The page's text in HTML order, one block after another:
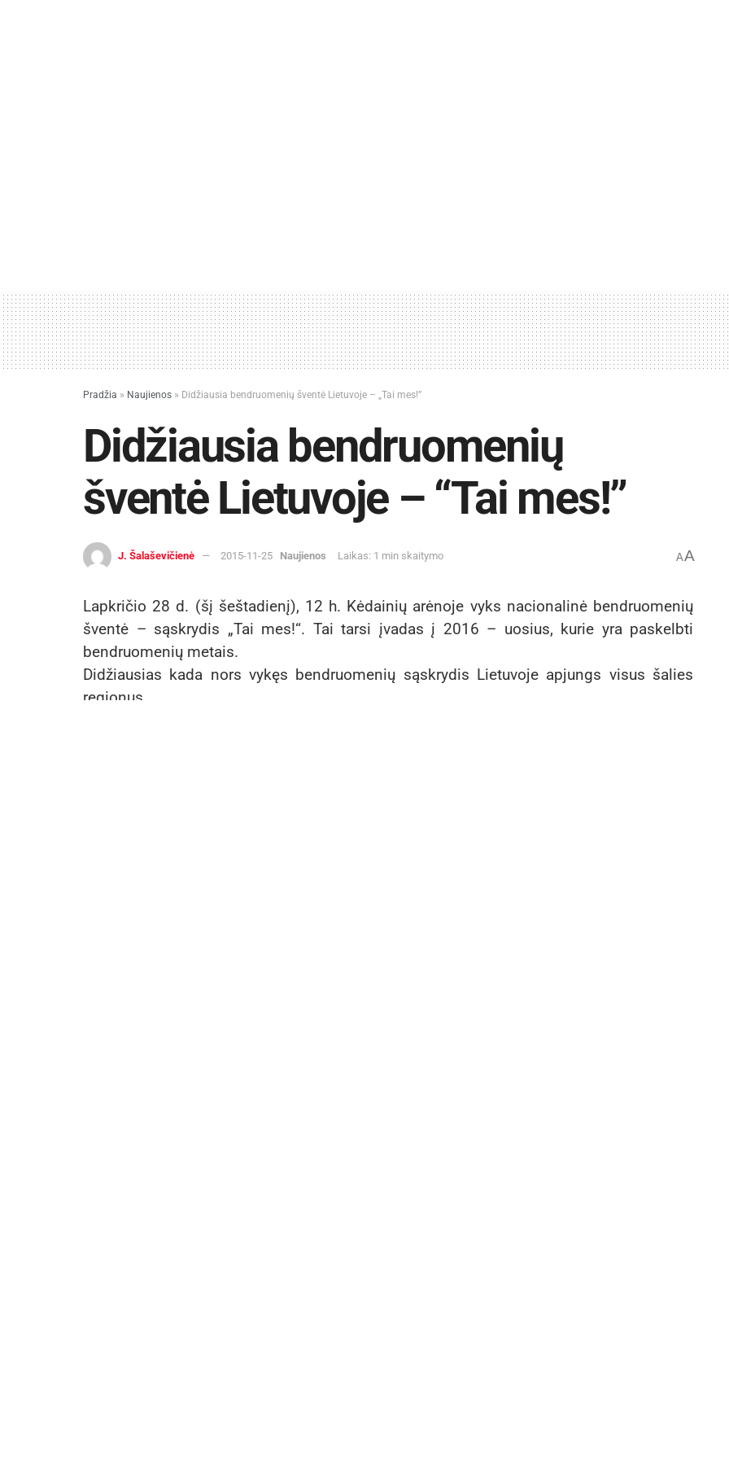
Pradžia » Naujienos » Didžiausia bendruomenių šventė Lietuvoje – „Tai mes!”
Didžiausia bendruomenių
šventė Lietuvoje – “Tai mes!”
J. Šalaševičienė 2015-11-25 Naujienos Laikas: 1 min skaitymo AA
Lapkričio 28 d. (šį šeštadienį), 12 h. Kėdainių arėnoje vyks nacionalinė bendruomenių
šventė – sąskrydis „Tai mes!“. Tai tarsi įvadas į 2016 – uosius, kurie yra paskelbti
bendruomenių metais.
Didžiausias kada nors vykęs bendruomenių sąskrydis Lietuvoje apjungs visus šalies
regionus.